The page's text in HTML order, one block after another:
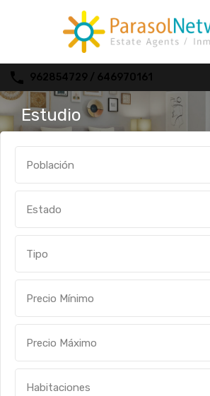
962854729 / 646970161
Estudio
Población
Estado
Tipo
Precio Mínimo
Precio Máximo
Habitaciones